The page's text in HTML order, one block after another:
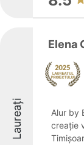
Laureați
Elena
Alur by
creație